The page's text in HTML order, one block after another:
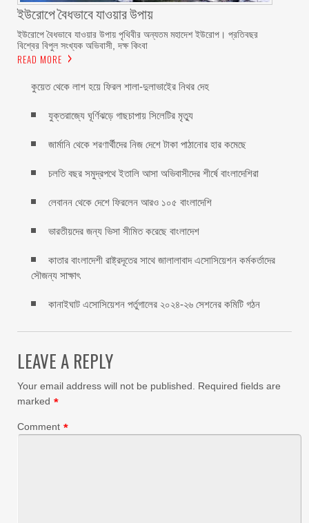
ইউরোপে বৈধভাবে যাওয়ার উপায়
ইউরোপে বৈধভাবে যাওয়ার উপায় পৃথিবীর অন্যতম মহাদেশ ইউরোপ। প্রতিবছর
বিশ্বের বিপুল সংখ্যক অভিবাসী, দক্ষ কিংবা
READ MORE
কুয়েত থেকে লাশ হয়ে ফিরল শালা-দুলাভাইের নিথর দেহ
যুক্তরাজ্যে ঘূর্ণিঝড়ে গাছচাপায় সিলেটির মৃত্যু
জার্মানি থেকে শরণার্থীদের নিজ দেশে টাকা পাঠানোর হার কমেছে
চলতি বছর সমুদ্রপথে ইতালি আসা অভিবাসীদের শীর্ষে বাংলাদেশিরা
লেবানন থেকে দেশে ফিরলেন আরও ১০৫ বাংলাদেশি
ভারতীয়দের জন্য ভিসা সীমিত করেছে বাংলাদেশ
কাতার বাংলাদেশী রাষ্ট্রদূতের সাথে জালালাবাদ এসোসিয়েশন কর্মকর্তাদের
সৌজন্য সাক্ষাৎ
কানাইঘাট এসোসিয়েশন পর্তুগালের ২০২৪-২৬ সেশনের কমিটি গঠন
LEAVE A REPLY
Your email address will not be published.
Required fields are
marked *
Comment *